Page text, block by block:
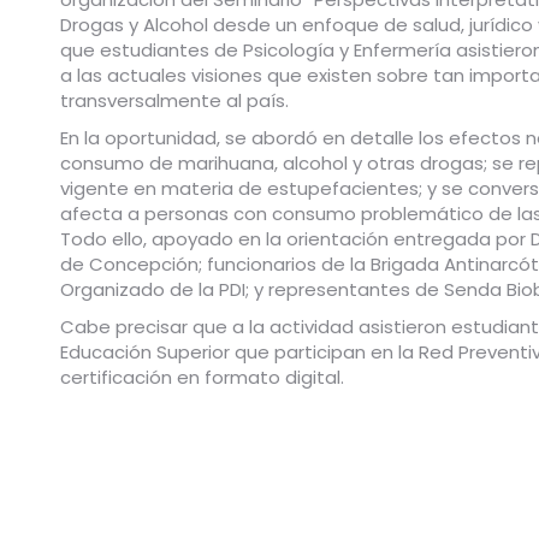
Drogas y Alcohol desde un enfoque de salud, jurídico
que estudiantes de Psicología y Enfermería
a las actuales visiones que existen sobre tan
transversalmente al país.
En la oportunidad, se abordó en detalle los efectos
consumo de marihuana, alcohol y otras drogas; se
vigente en materia de estupefacientes; y se
afecta a personas con consumo problemático de
Todo ello, apoyado en la orientación entregada por
de Concepción; funcionarios de la Brigada
Organizado de la PDI; y representantes de Senda
Cabe precisar que a la actividad asistieron
Educación Superior que participan en la Red
certificación en formato digital.